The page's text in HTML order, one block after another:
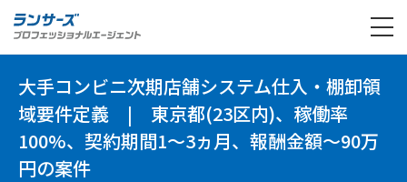
大手コンビニ次期店舗システム仕入・棚卸領
域要件定義 | 東京都(23区内)、稼働率
100%、契約期間1～3ヵ月、報酬金額～90万
円の案件